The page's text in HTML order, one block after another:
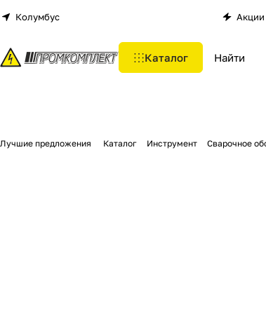
Колумбус Акции
Каталог
Лучшие предложения Каталог Инструмент Сварочное